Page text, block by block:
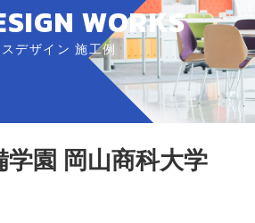
WORKS
デザイン 施工例
学園 岡山商科大学